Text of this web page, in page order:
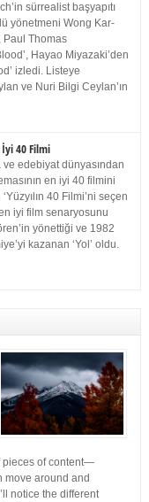
sürrealist başyapıtı
yönetmeni Wong Kar-
Paul Thomas
Hayao Miyazaki’den
izledi. Listeye
ve Nuri Bilgi Ceylan’ın
İyi 40 Filmi
edebiyat dünyasından
en iyi 40 filmini
40 Filmi’ni seçen
iyi film senaryosunu
yönettiği ve 1982
kazanan ‘Yol’ oldu.
pieces of content—
move around and
notice the different